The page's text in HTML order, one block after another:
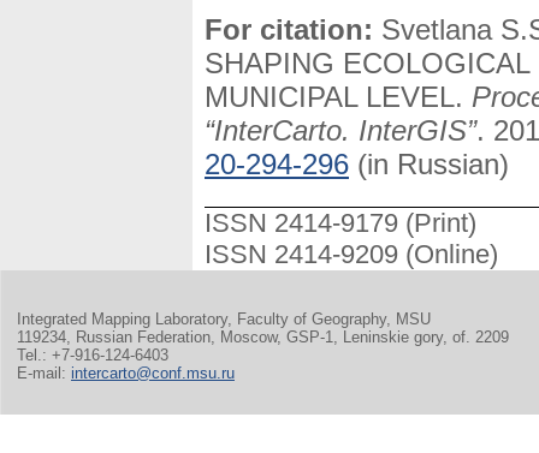
For citation: Svetlana
SHAPING
MUNICIPAL LEVEL.
“InterCarto. InterGIS”.
20-294-296 (in Russian)
ISSN 2414-9179 (Print)
ISSN 2414-9209 (Online)
Integrated Mapping Laboratory, Faculty of Geography, MSU
119234, Russian Federation, Moscow, GSP-1, Leninskie gory, of. 2209
Tel.: +7-916-124-6403
E-mail: intercarto@conf.msu.ru